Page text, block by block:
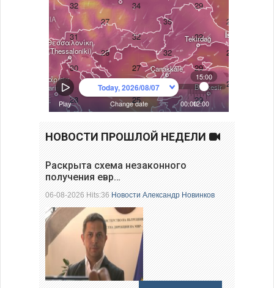
НОВОСТИ ПРОШЛОЙ НЕДЕЛИ
Раскрыта схема незаконного
получения евр…
06-08-2026 Hits:36Новости Александр Новинков